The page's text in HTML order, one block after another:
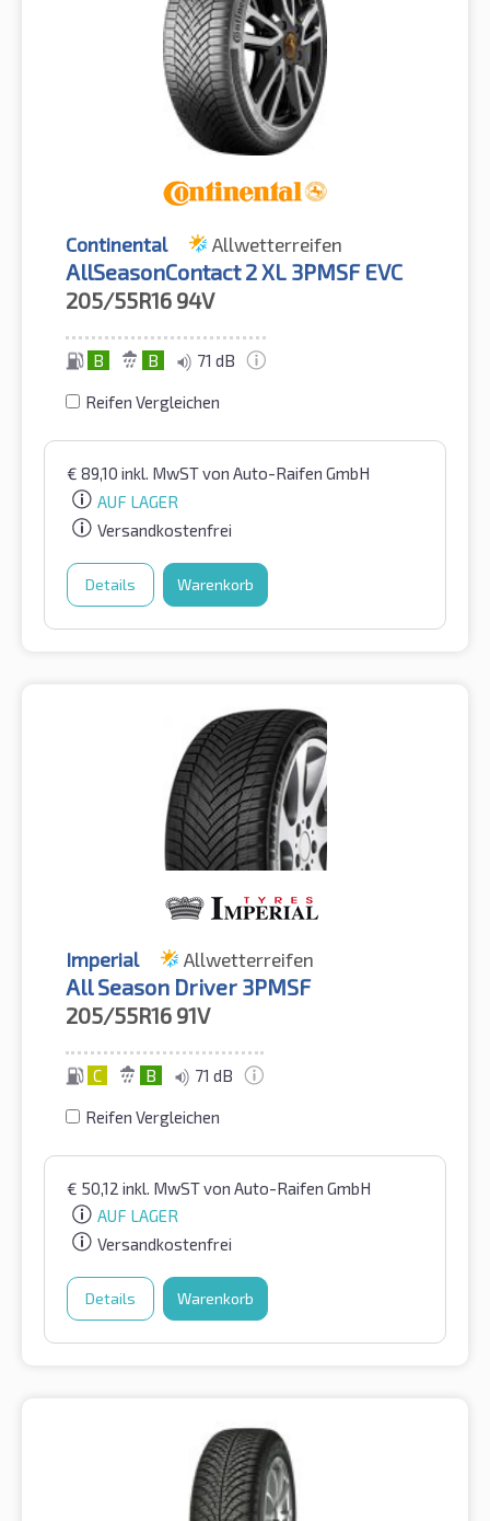
Continental Allwetterreifen
AllSeasonContact 2 XL 3PMSF EVC
205/55R16 94V
B B 71 dB
Reifen Vergleichen
€ 89,10 inkl. MwSTvon Auto-Raifen GmbH
AUF LAGER
Versandkostenfrei
Details Warenkorb
Imperial Allwetterreifen
All Season Driver 3PMSF
205/55R16 91V
C B 71 dB
Reifen Vergleichen
€ 50,12 inkl. MwSTvon Auto-Raifen GmbH
AUF LAGER
Versandkostenfrei
Details Warenkorb